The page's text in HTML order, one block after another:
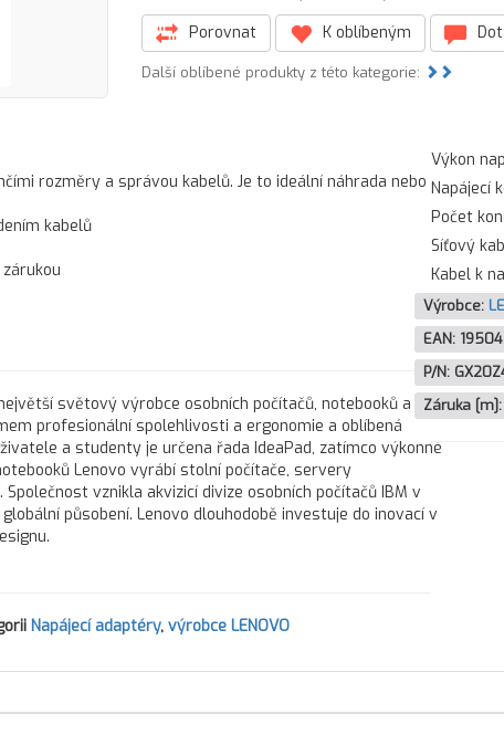
Porovnat K oblíbeným
Další oblíbené produkty z této kategorie:
rozměry a správou kabelů. Je to ideální náhrada nebo
kabelů
světový výrobce osobních počítačů, notebooků a
profesionální spolehlivosti a ergonomie a oblíbená
a studenty je určena řada IdeaPad, zatímco výkonné
Lenovo vyrábí stolní počítače, servery
vznikla akvizicí divize osobních počítačů IBM v
působení. Lenovo dlouhodobě investuje do inovací v
Napájecí adaptéry, výrobce LENOVO
Výkon
Napájecí
Počet
Síťový
Kabel k
Výrobce:
EAN:
P/N:
Záruka [m]: